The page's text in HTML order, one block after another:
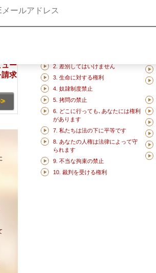
ー
求
2. 差別してはいけません
3. 生命に対する権利
4. 奴隷制度禁止
5. 拷問の禁止
6. どこに行っても､あなたには権利
があります
7. 私たちは法の下に平等です
8. あなたの人権は法律によって守
られます
9. 不当な拘束の禁止
10. 裁判を受ける権利